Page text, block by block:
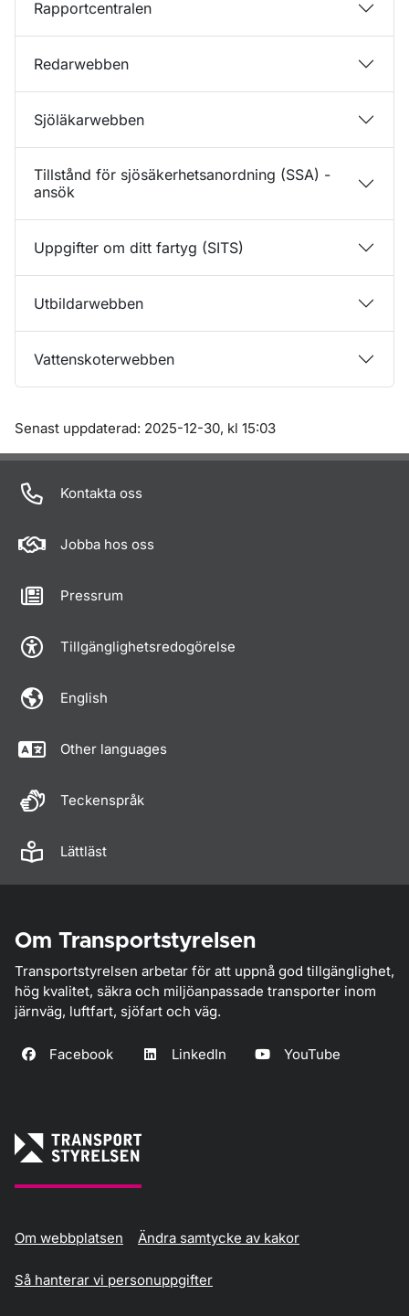
Rapportcentralen
Redarwebben
Sjöläkarwebben
Tillstånd för sjösäkerhetsanordning (SSA) -
ansök
Uppgifter om ditt fartyg (SITS)
Utbildarwebben
Vattenskoterwebben
Om sidan
Senast uppdaterad: 2025-12-30, kl 15:03
Kontakta oss
Jobba hos oss
Pressrum
Tillgänglighetsredogörelse
English
Other languages
Teckenspråk
Lättläst
Om Transportstyrelsen
Transportstyrelsen arbetar för att uppnå god tillgänglighet,
hög kvalitet, säkra och miljöanpassade transporter inom
järnväg, luftfart, sjöfart och väg.
Facebook LinkedIn YouTube
Om webbplatsen Ändra samtycke av kakor
Så hanterar vi personuppgifter